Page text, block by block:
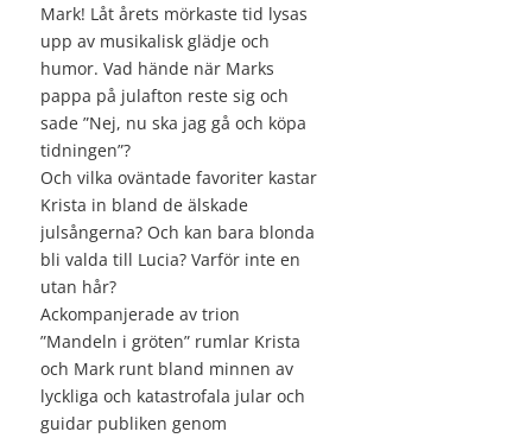
Mark! Låt årets mörkaste tid lysas
upp av musikalisk glädje och
humor. Vad hände när Marks
pappa på julafton reste sig och
sade ”Nej, nu ska jag gå och köpa
tidningen”?
Och vilka oväntade favoriter kastar
Krista in bland de älskade
julsångerna? Och kan bara blonda
bli valda till Lucia? Varför inte en
utan hår?
Ackompanjerade av trion
”Mandeln i gröten” rumlar Krista
och Mark runt bland minnen av
lyckliga och katastrofala jular och
guidar publiken genom